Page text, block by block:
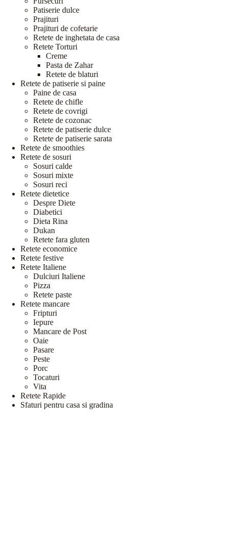
Patiserie dulce
Prajituri
Prajituri de cofetarie
Retete de inghetata de casa
Retete Torturi
Creme
Pasta de Zahar
Retete de blaturi
Retete de patiserie si paine
Paine de casa
Retete de chifle
Retete de covrigi
Retete de cozonac
Retete de patiserie dulce
Retete de patiserie sarata
Retete de smoothies
Retete de sosuri
Sosuri calde
Sosuri mixte
Sosuri reci
Retete dietetice
Despre Diete
Diabetici
Dieta Rina
Dukan
Retete fara gluten
Retete economice
Retete festive
Retete Italiene
Dulciuri Italiene
Pizza
Retete paste
Retete mancare
Fripturi
Iepure
Mancare de Post
Oaie
Pasare
Peste
Porc
Tocaturi
Vita
Retete Rapide
Sfaturi pentru casa si gradina